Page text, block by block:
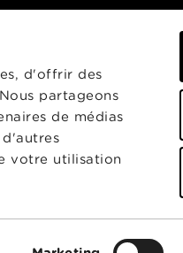
d'offrir des
partageons
de médias
votre utilisation